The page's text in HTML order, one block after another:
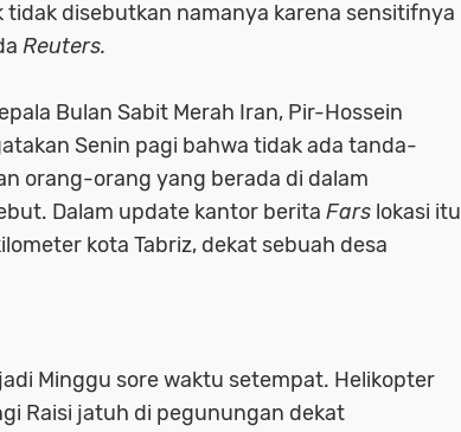
disebutkan namanya karena sensitifnya
Reuters.
Bulan Sabit Merah Iran, Pir-Hossein
Senin pagi bahwa tidak ada tanda-
orang-orang yang berada di dalam
Dalam update kantor berita Fars lokasi itu
kota Tabriz, dekat sebuah desa
Minggu sore waktu setempat. Helikopter
Raisi jatuh di pegunungan dekat